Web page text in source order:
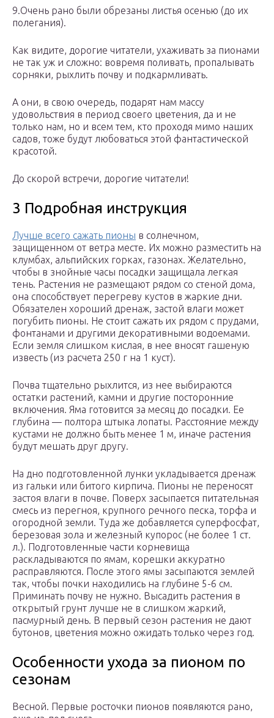
9.Очень рано были обрезаны листья осенью (до их
полегания).
Как видите, дорогие читатели, ухаживать за пионами
не так уж и сложно: вовремя поливать, пропалывать
сорняки, рыхлить почву и подкармливать.
А они, в свою очередь, подарят нам массу
удовольствия в период своего цветения, да и не
только нам, но и всем тем, кто проходя мимо наших
садов, тоже будут любоваться этой фантастической
красотой.
До скорой встречи, дорогие читатели!
3 Подробная инструкция
Лучше всего сажать пионы в солнечном,
защищенном от ветра месте. Их можно разместить на
клумбах, альпийских горках, газонах. Желательно,
чтобы в знойные часы посадки защищала легкая
тень. Растения не размещают рядом со стеной дома,
она способствует перегреву кустов в жаркие дни.
Обязателен хороший дренаж, застой влаги может
погубить пионы. Не стоит сажать их рядом с прудами,
фонтанами и другими декоративными водоемами.
Если земля слишком кислая, в нее вносят гашеную
известь (из расчета 250 г на 1 куст).
Почва тщательно рыхлится, из нее выбираются
остатки растений, камни и другие посторонние
включения. Яма готовится за месяц до посадки. Ее
глубина — полтора штыка лопаты. Расстояние между
кустами не должно быть менее 1 м, иначе растения
будут мешать друг другу.
На дно подготовленной лунки укладывается дренаж
из гальки или битого кирпича. Пионы не переносят
застоя влаги в почве. Поверх засыпается питательная
смесь из перегноя, крупного речного песка, торфа и
огородной земли. Туда же добавляется суперфосфат,
березовая зола и железный купорос (не более 1 ст.
л.). Подготовленные части корневища
раскладываются по ямам, корешки аккуратно
расправляются. После этого ямы засыпаются землей
так, чтобы почки находились на глубине 5-6 см.
Приминать почву не нужно. Высадить растения в
открытый грунт лучше не в слишком жаркий,
пасмурный день. В первый сезон растения не дают
бутонов, цветения можно ожидать только через год.
Особенности ухода за пионом по
сезонам
Весной. Первые росточки пионов появляются рано,